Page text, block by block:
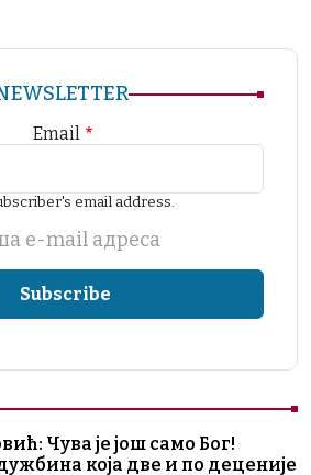
Email
email address.
е-mail адреса
Чува је још само Бог!
која две и по деценије